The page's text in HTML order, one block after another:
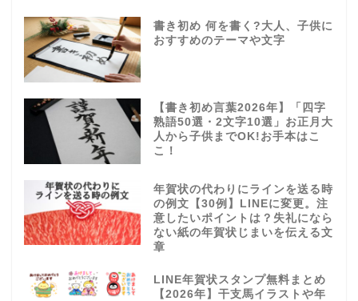
書き初め 何を書く?大人、子供に
おすすめのテーマや文字
【書き初め言葉2026年】「四字
熟語50選・2文字10選」お正月大
人から子供までOK!お手本はこ
こ！
年賀状の代わりにラインを送る時
の例文【30例】LINEに変更。注
意したいポイントは？失礼になら
ない紙の年賀状じまいを伝える文
章
LINE年賀状スタンプ無料まとめ
【2026年】干支馬イラストや年